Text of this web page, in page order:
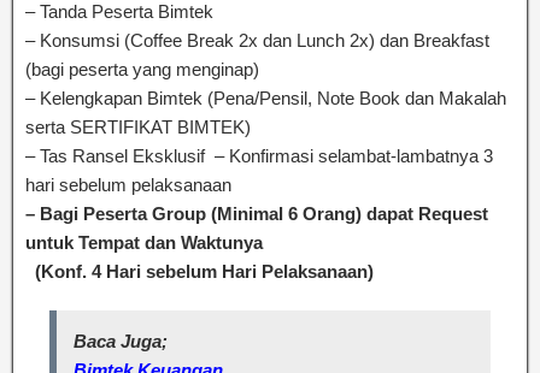
– Tanda Peserta Bimtek
– Konsumsi (Coffee Break 2x dan Lunch 2x) dan Breakfast
(bagi peserta yang menginap)
– Kelengkapan Bimtek (Pena/Pensil, Note Book dan Makalah
serta SERTIFIKAT BIMTEK)
– Tas Ransel Eksklusif – Konfirmasi selambat-lambatnya 3
hari sebelum pelaksanaan
– Bagi Peserta Group (Minimal 6 Orang) dapat Request
untuk Tempat dan Waktunya
(Konf. 4 Hari sebelum Hari Pelaksanaan)
Baca Juga;